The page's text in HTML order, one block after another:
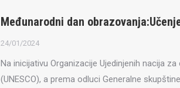
Međunarodni dan
24/01/2024
Na inicijativu Organizacije Ujedinjenih nacija
(UNESCO), a prema odluci Generalne